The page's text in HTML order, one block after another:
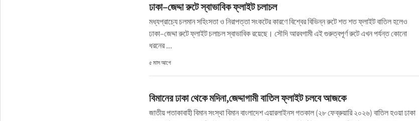
ঢাকা–জেদ্দা রুটে স্বাভাবিক ফ্লাইট চলাচল
মধ্যপ্রাচ্যে চলমান সহিংসতা ও নিরাপত্তা সংকটের কারণে বিশ্বের বিভিন্ন রুটে শত শত ফ্লাইট বাতিল হলেও
ঢাকা–জেদ্দা রুটে ফ্লাইট চলাচল স্বাভাবিক রয়েছে। সৌদি আরবগামী এই গুরুত্বপূর্ণ রুটে এখন পর্যন্ত কোনো
ধরনের ...
৫ মাস আগে
বিমানের ঢাকা থেকে মদিনা,জেদ্দাগামী বাতিল ফ্লাইট চলবে আজকে
জাতীয় পতাকাবাহী বিমান সংস্থা বিমান বাংলাদেশ এয়ারলাইনস গতকাল (২৮ ফেব্রুয়ারি ২০২৬) বাতিল হওয়া ঢাকা